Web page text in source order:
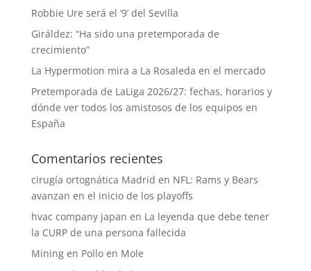
Robbie Ure será el ‘9’ del Sevilla
Giráldez: “Ha sido una pretemporada de
crecimiento”
La Hypermotion mira a La Rosaleda en el mercado
Pretemporada de LaLiga 2026/27: fechas, horarios y
dónde ver todos los amistosos de los equipos en
España
Comentarios recientes
cirugía ortognática Madrid en NFL: Rams y Bears
avanzan en el inicio de los playoffs
hvac company japan en La leyenda que debe tener
la CURP de una persona fallecida
Miningen Pollo en Mole